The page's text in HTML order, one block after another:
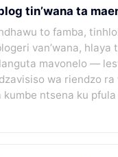
tin’wana ta
to famba,
van’wana, hlaya
mavonelo —
wa riendzo ra
kumbe ntsena ku